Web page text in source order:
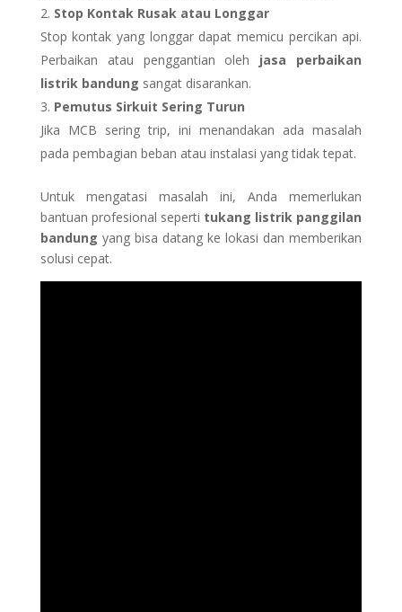
Stop Kontak Rusak atau Longgar
Stop kontak yang longgar dapat memicu percikan api.
Perbaikan atau penggantian oleh jasa perbaikan
listrik bandung sangat disarankan.
Pemutus Sirkuit Sering Turun
Jika MCB sering trip, ini menandakan ada masalah
pada pembagian beban atau instalasi yang tidak tepat.
Untuk mengatasi masalah ini, Anda memerlukan
bantuan profesional seperti tukang listrik panggilan
bandung yang bisa datang ke lokasi dan memberikan
solusi cepat.